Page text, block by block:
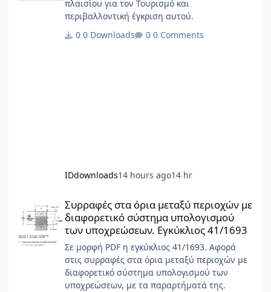
πλαισίου για τον Τουρισμό και
περιβαλλοντική έγκριση αυτού.
0 Downloads
0 Comments
IDdownloads14 hours ago14 hr
Συρραφές στα όρια μεταξύ περιοχών με
διαφορετικό σύστημα υπολογισμού
των υποχρεώσεων. Εγκύκλιος 41/1693
Σε μορφή PDF η εγκύκλιος 41/1693. Αφορά
στις συρραφές στα όρια μεταξύ περιοχών με
διαφορετικό σύστημα υπολογισμού των
υποχρεώσεων, με τα παραρτήματά της.